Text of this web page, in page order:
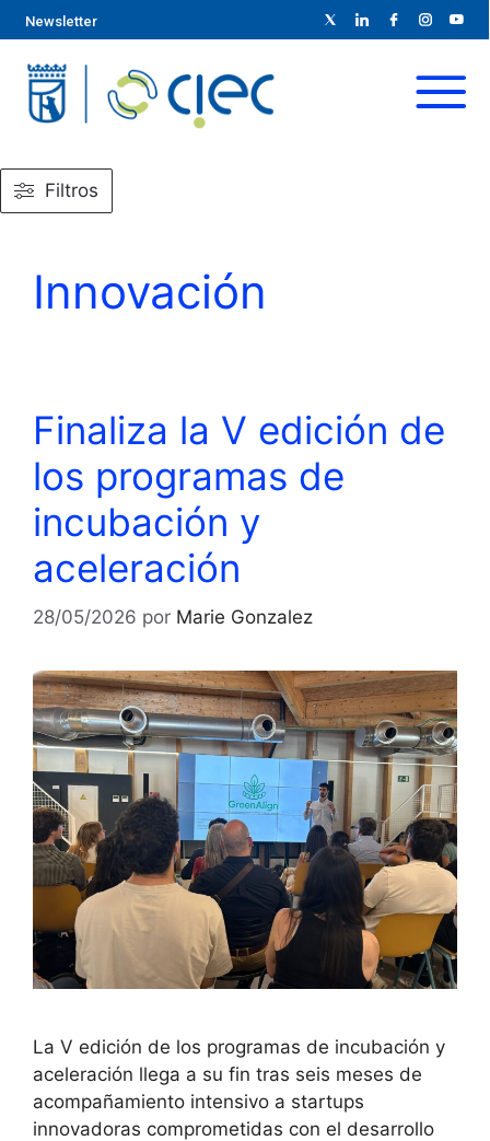
Newsletter
Filtros
Innovación
Finaliza la V edición de
los programas de
incubación y
aceleración
28/05/2026 por Marie Gonzalez
La V edición de los programas de incubación y
aceleración llega a su fin tras seis meses de
acompañamiento intensivo a startups
innovadoras comprometidas con el desarrollo